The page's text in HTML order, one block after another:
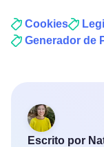
Cookies
Generador de
Escrito por